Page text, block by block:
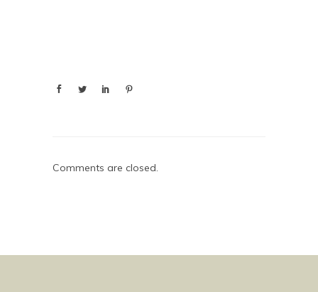
Comments are closed.